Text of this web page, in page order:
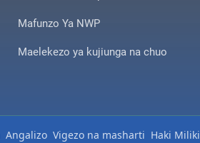
Mafunzo Ya NWP
Maelekezo ya kujiunga na chuo
Angalizo Vigezo na masharti Haki Miliki